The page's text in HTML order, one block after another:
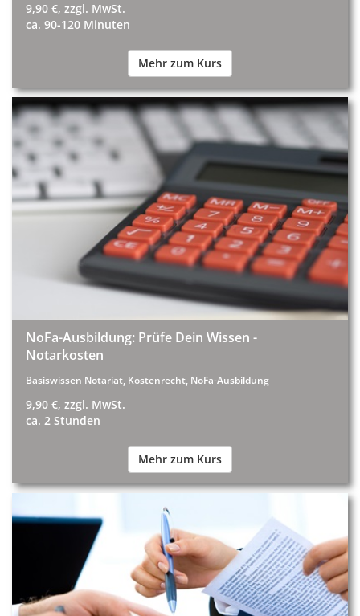
9,90 €, zzgl. MwSt.
ca. 90-120 Minuten
Mehr zum Kurs
NoFa-Ausbildung: Prüfe Dein Wissen -
Notarkosten
Basiswissen Notariat, Kostenrecht, NoFa-Ausbildung
9,90 €, zzgl. MwSt.
ca. 2 Stunden
Mehr zum Kurs